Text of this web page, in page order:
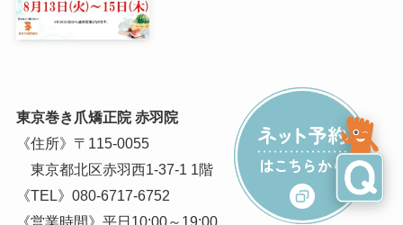
東京巻き爪矯正院 赤羽院
《住所》〒115-0055
東京都北区赤羽西1-37-1 1階
《TEL》 080-6717-6752